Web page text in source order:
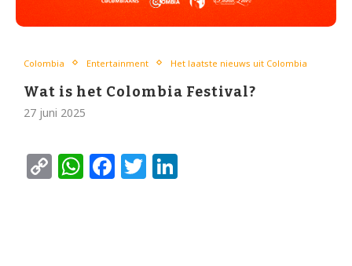
Colombia Entertainment Het laatste nieuws uit Colombia
Wat is het Colombia Festival?
27 juni 2025
CopyWhatsApp
Facebook
Twitter